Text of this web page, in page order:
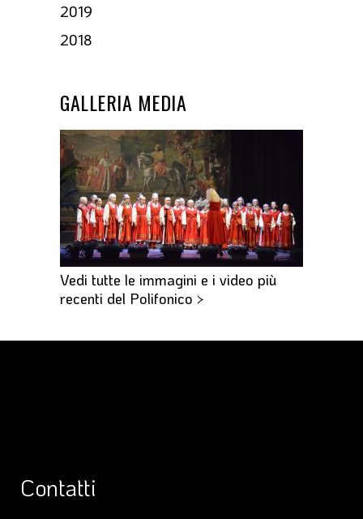
2019
2018
GALLERIA MEDIA
Vedi tutte le immagini e i video più
recenti del Polifonico >
Contatti